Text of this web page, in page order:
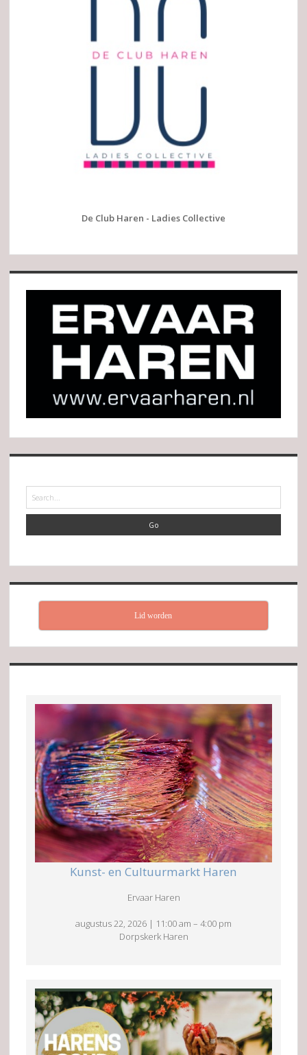
De Club Haren - Ladies Collective
Lid worden
Kunst- en Cultuurmarkt Haren
Ervaar Haren
augustus 22, 2026 | 11:00 am – 4:00 pm
Dorpskerk Haren